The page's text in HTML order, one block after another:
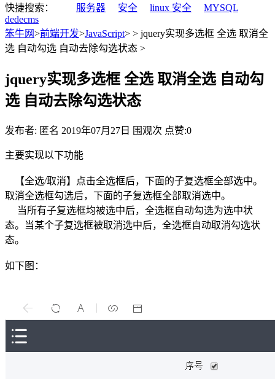
快捷搜索： 服务器 安全 linux 安全
MYSQL
dedecms
笨牛网>前端开发>JavaScript> > jquery实现多选框 全选 取消全
选 自动勾选 自动去除勾选状态 >
jquery实现多选框 全选 取消全选 自动勾
选 自动去除勾选状态
发布者: 匿名 2019年07月27日 围观次 点赞:0
主要实现以下功能
【全选/取消】点击全选框后，下面的子复选框全部选中。
取消全选框勾选后，下面的子复选框全部取消选中。
当所有子复选框均被选中后，全选框自动勾选为选中状
态。当某个子复选框被取消选中后，全选框自动取消勾选状
态。
如下图：